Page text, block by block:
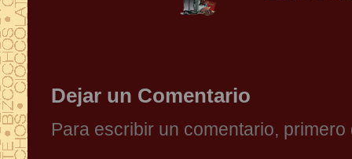
Dejar un Comentario
Para escribir un comentario,